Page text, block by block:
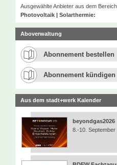
Ausgewählte Anbieter aus dem Bereich
Photovoltaik | Solarthermie:
Aboverwaltung
Abonnement bestellen
Abonnement kündigen
Aus dem stadt+werk Kalender
beyondgas2026
8.-10.